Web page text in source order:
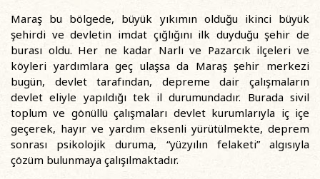
Maraş bu bölgede, büyük yıkımın olduğu ikinci büyük
şehirdi ve devletin imdat çığlığını ilk duyduğu şehir de
burası oldu. Her ne kadar Narlı ve Pazarcık ilçeleri ve
köyleri yardımlara geç ulaşsa da Maraş şehir merkezi
bugün, devlet tarafından, depreme dair çalışmaların
devlet eliyle yapıldığı tek il durumundadır. Burada sivil
toplum ve gönüllü çalışmaları devlet kurumlarıyla iç içe
geçerek, hayır ve yardım eksenli yürütülmekte, deprem
sonrası psikolojik duruma, “yüzyılın felaketi” algısıyla
çözüm bulunmaya çalışılmaktadır.